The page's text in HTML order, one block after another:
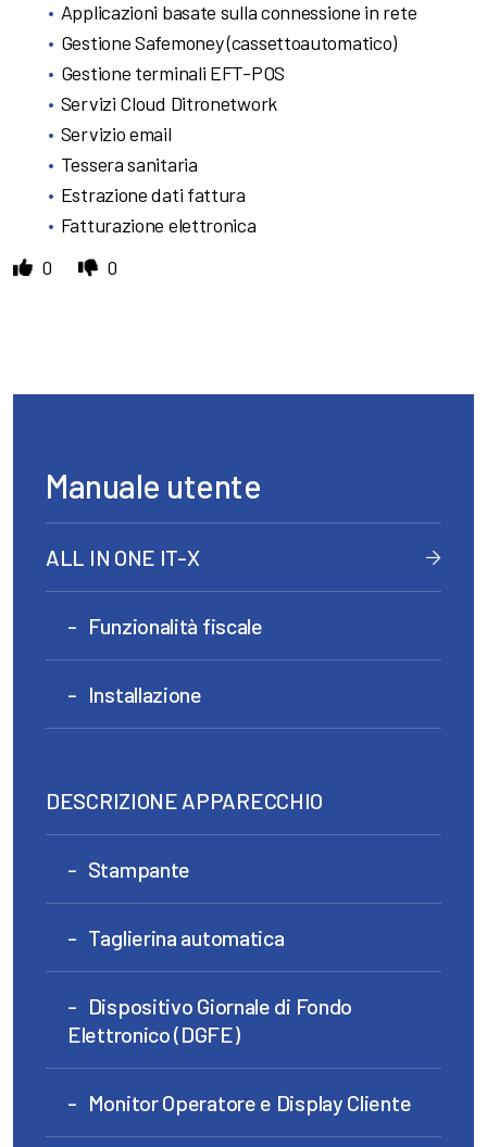
Applicazioni basate sulla connessione in rete
Gestione Safemoney (cassettoautomatico)
Gestione terminali EFT-POS
Servizi Cloud Ditronetwork
Servizio email
Tessera sanitaria
Estrazione dati fattura
Fatturazione elettronica
0
0
Manuale utente
ALL IN ONE IT-X
Funzionalità fiscale
Installazione
DESCRIZIONE APPARECCHIO
Stampante
Taglierina automatica
Dispositivo Giornale di Fondo
Elettronico (DGFE)
Monitor Operatore e Display Cliente